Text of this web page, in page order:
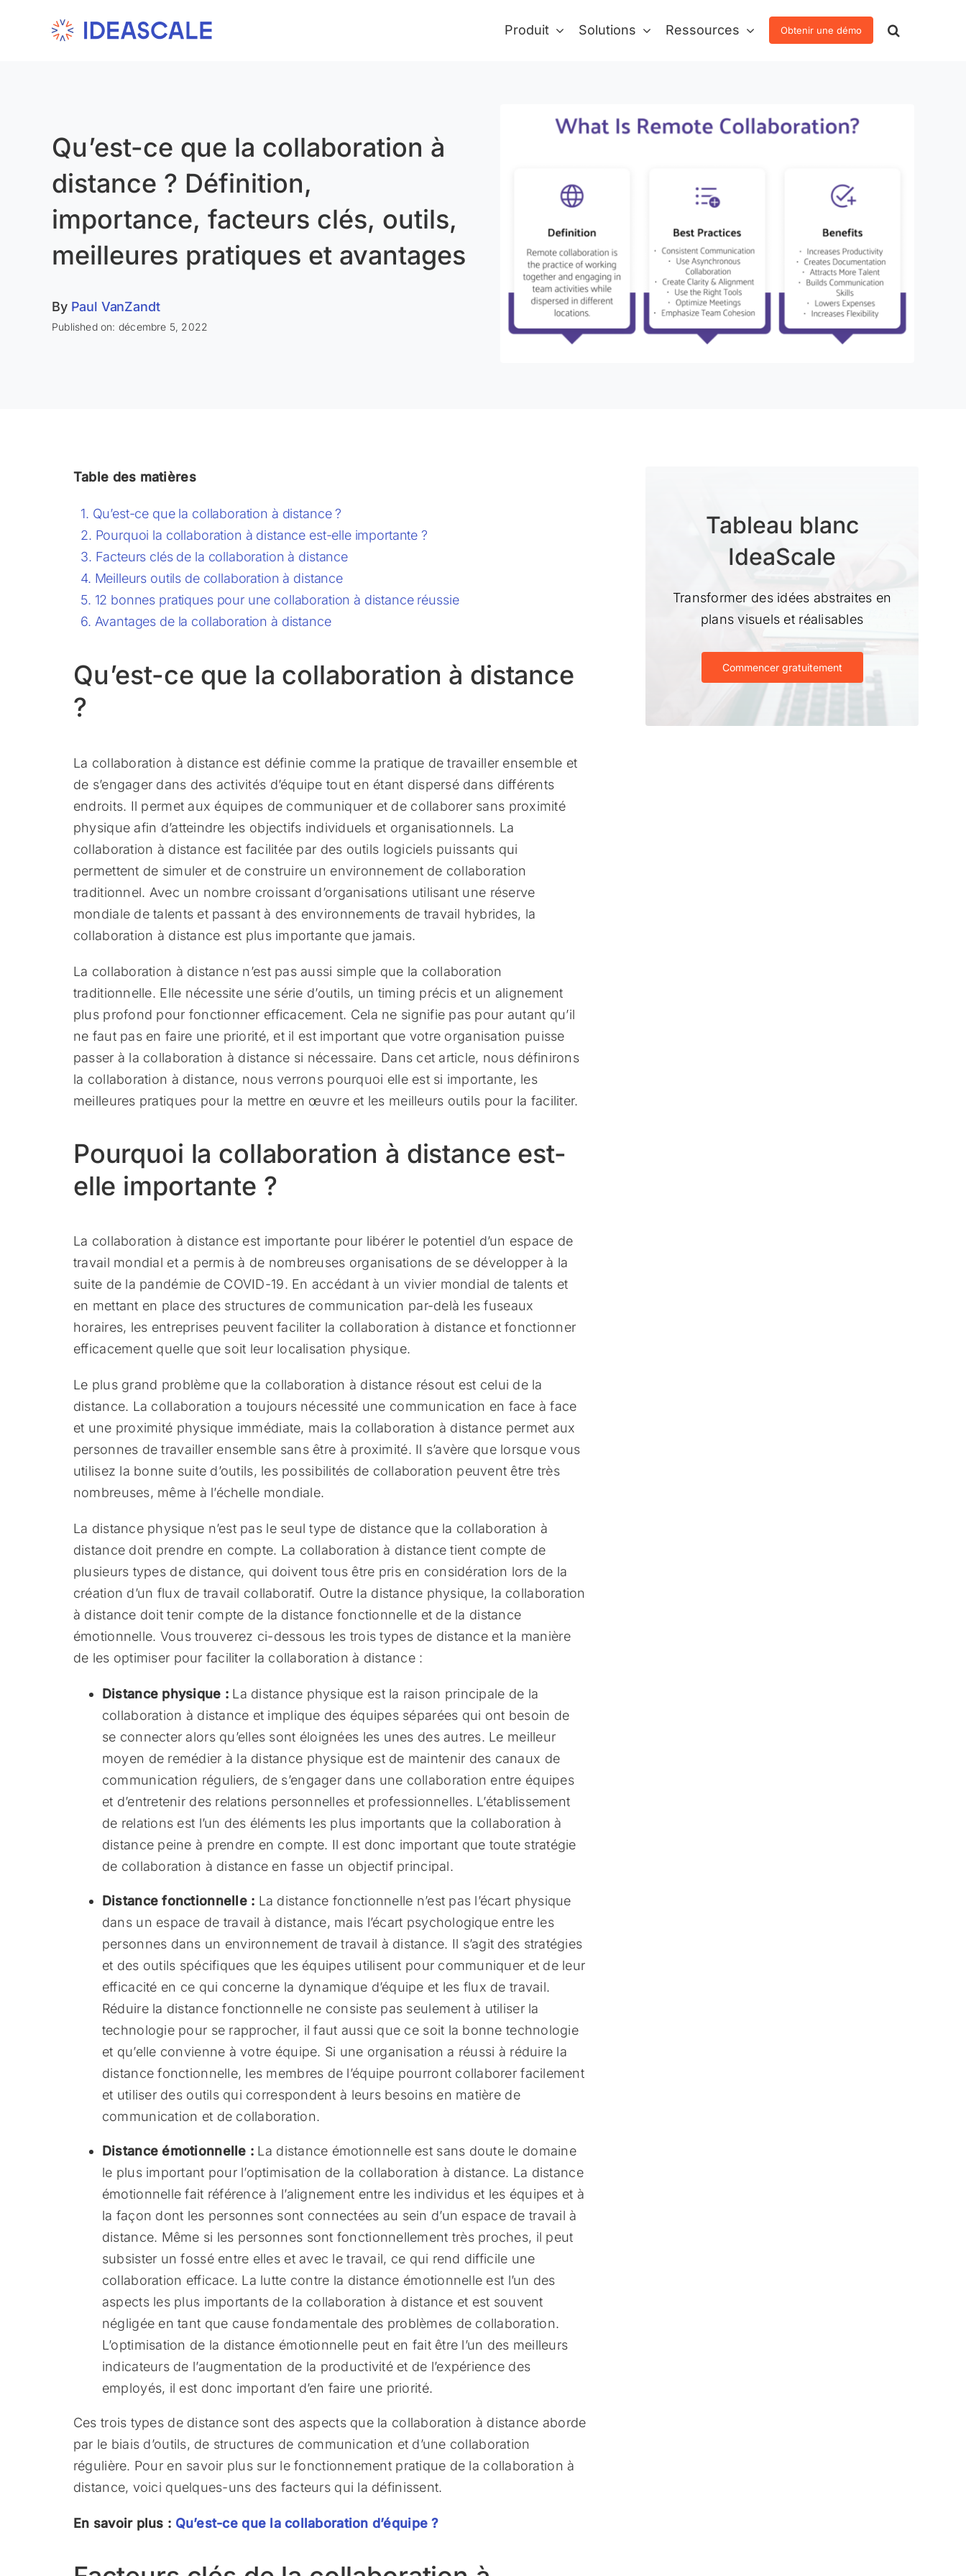
Produit Solutions Ressources Obtenir une démo
Qu’est-ce que la collaboration à
distance ? Définition,
importance, facteurs clés, outils,
meilleures pratiques et avantages
By Paul VanZandt
Published on: décembre 5, 2022
Table des matières
Qu’est-ce que la collaboration à distance ?
Pourquoi la collaboration à distance est-elle importante ?
Facteurs clés de la collaboration à distance
Meilleurs outils de collaboration à distance
12 bonnes pratiques pour une collaboration à distance réussie
Avantages de la collaboration à distance
Qu’est-ce que la collaboration à distance
?
La collaboration à distance est définie comme la pratique de travailler ensemble et
de s’engager dans des activités d’équipe tout en étant dispersé dans différents
endroits. Il permet aux équipes de communiquer et de collaborer sans proximité
physique afin d’atteindre les objectifs individuels et organisationnels. La
collaboration à distance est facilitée par des outils logiciels puissants qui
permettent de simuler et de construire un environnement de collaboration
traditionnel. Avec un nombre croissant d’organisations utilisant une réserve
mondiale de talents et passant à des environnements de travail hybrides, la
collaboration à distance est plus importante que jamais.
La collaboration à distance n’est pas aussi simple que la collaboration
traditionnelle. Elle nécessite une série d’outils, un timing précis et un alignement
plus profond pour fonctionner efficacement. Cela ne signifie pas pour autant qu’il
ne faut pas en faire une priorité, et il est important que votre organisation puisse
passer à la collaboration à distance si nécessaire. Dans cet article, nous définirons
la collaboration à distance, nous verrons pourquoi elle est si importante, les
meilleures pratiques pour la mettre en œuvre et les meilleurs outils pour la faciliter.
Pourquoi la collaboration à distance est-
elle importante ?
La collaboration à distance est importante pour libérer le potentiel d’un espace de
travail mondial et a permis à de nombreuses organisations de se développer à la
suite de la pandémie de COVID-19. En accédant à un vivier mondial de talents et
en mettant en place des structures de communication par-delà les fuseaux
horaires, les entreprises peuvent faciliter la collaboration à distance et fonctionner
efficacement quelle que soit leur localisation physique.
Le plus grand problème que la collaboration à distance résout est celui de la
distance. La collaboration a toujours nécessité une communication en face à face
et une proximité physique immédiate, mais la collaboration à distance permet aux
personnes de travailler ensemble sans être à proximité. Il s’avère que lorsque vous
utilisez la bonne suite d’outils, les possibilités de collaboration peuvent être très
nombreuses, même à l’échelle mondiale.
La distance physique n’est pas le seul type de distance que la collaboration à
distance doit prendre en compte. La collaboration à distance tient compte de
plusieurs types de distance, qui doivent tous être pris en considération lors de la
création d’un flux de travail collaboratif. Outre la distance physique, la collaboration
à distance doit tenir compte de la distance fonctionnelle et de la distance
émotionnelle. Vous trouverez ci-dessous les trois types de distance et la manière
de les optimiser pour faciliter la collaboration à distance :
Distance physique : La distance physique est la raison principale de la
collaboration à distance et implique des équipes séparées qui ont besoin de
se connecter alors qu’elles sont éloignées les unes des autres. Le meilleur
moyen de remédier à la distance physique est de maintenir des canaux de
communication réguliers, de s’engager dans une collaboration entre équipes
et d’entretenir des relations personnelles et professionnelles. L’établissement
de relations est l’un des éléments les plus importants que la collaboration à
distance peine à prendre en compte. Il est donc important que toute stratégie
de collaboration à distance en fasse un objectif principal.
Distance fonctionnelle : La distance fonctionnelle n’est pas l’écart physique
dans un espace de travail à distance, mais l’écart psychologique entre les
personnes dans un environnement de travail à distance. Il s’agit des stratégies
et des outils spécifiques que les équipes utilisent pour communiquer et de leur
efficacité en ce qui concerne la dynamique d’équipe et les flux de travail.
Réduire la distance fonctionnelle ne consiste pas seulement à utiliser la
technologie pour se rapprocher, il faut aussi que ce soit la bonne technologie
et qu’elle convienne à votre équipe. Si une organisation a réussi à réduire la
distance fonctionnelle, les membres de l’équipe pourront collaborer facilement
et utiliser des outils qui correspondent à leurs besoins en matière de
communication et de collaboration.
Distance émotionnelle : La distance émotionnelle est sans doute le domaine
le plus important pour l’optimisation de la collaboration à distance. La distance
émotionnelle fait référence à l’alignement entre les individus et les équipes et à
la façon dont les personnes sont connectées au sein d’un espace de travail à
distance. Même si les personnes sont fonctionnellement très proches, il peut
subsister un fossé entre elles et avec le travail, ce qui rend difficile une
collaboration efficace. La lutte contre la distance émotionnelle est l’un des
aspects les plus importants de la collaboration à distance et est souvent
négligée en tant que cause fondamentale des problèmes de collaboration.
L’optimisation de la distance émotionnelle peut en fait être l’un des meilleurs
indicateurs de l’augmentation de la productivité et de l’expérience des
employés, il est donc important d’en faire une priorité.
Ces trois types de distance sont des aspects que la collaboration à distance aborde
par le biais d’outils, de structures de communication et d’une collaboration
régulière. Pour en savoir plus sur le fonctionnement pratique de la collaboration à
distance, voici quelques-uns des facteurs qui la définissent.
En savoir plus : Qu’est-ce que la collaboration d’équipe ?
Tableau blanc
IdeaScale
Transformer des idées abstraites en
plans visuels et réalisables
Commencer gratuitement